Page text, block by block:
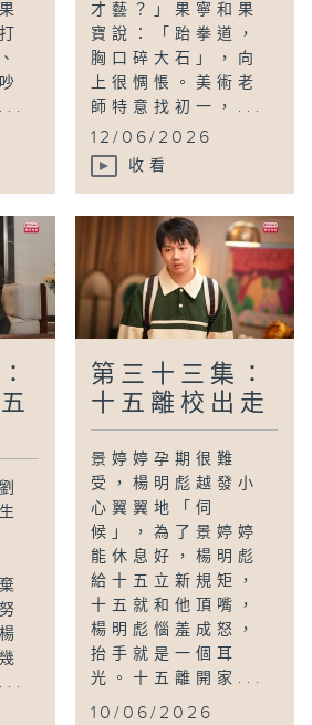
才藝？」果寧和果
寶說：「跆拳道，
胸口碎大石」，向
上很惆悵。美術老
師特意找初一，...
12/06/2026
收看
第三十三集：
十五離校出走
景婷婷孕期很難
受，楊明彪越發小
心翼翼地「伺
候」，為了景婷婷
能休息好，楊明彪
給十五立新規矩，
十五就和他頂嘴，
楊明彪惱羞成怒，
抬手就是一個耳
光。十五離開家...
10/06/2026